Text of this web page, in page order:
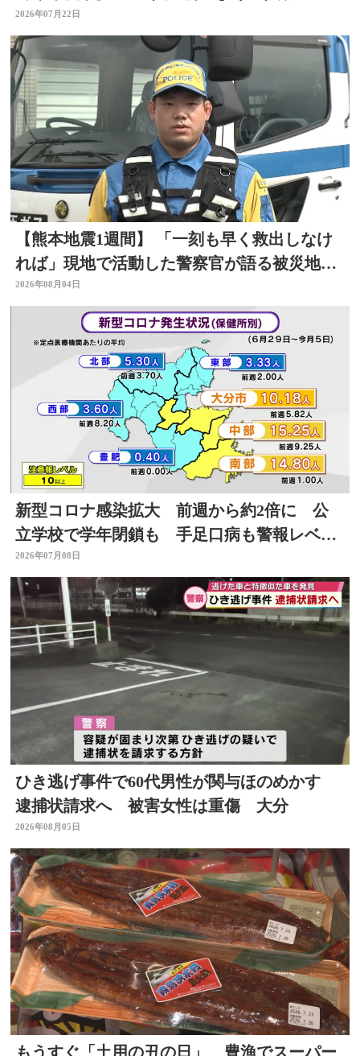
増 大分
2026年07月22日
【熊本地震1週間】 「一刻も早く救出しなけ
れば」現地で活動した警察官が語る被災地の
状況 大分
2026年08月04日
新型コロナ感染拡大 前週から約2倍に 公
立学校で学年閉鎖も 手足口病も警報レベル
上回る 大分
2026年07月08日
ひき逃げ事件で60代男性が関与ほのめかす
逮捕状請求へ 被害女性は重傷 大分
2026年08月05日
もうすぐ「土用の丑の日」 豊漁でスーパー